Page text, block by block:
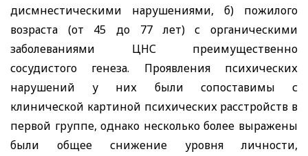
дисмнестическими нарушениями, б) пожилого
возраста (от 45 до 77 лет) с органическими
заболеваниями ЦНС преимущественно
сосудистого генеза. Проявления психических
нарушений у них были сопоставимы с
клинической картиной психических расстройств в
первой группе, однако несколько более выражены
были общее снижение уровня личности,